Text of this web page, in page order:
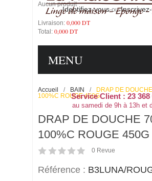
Identifiez-vous-ou-
Aucun produit
Livraison: 0,000 DT
Total: 0,000 DT
Service Client : 23 368
au samedi de 9h à 13h et
MENU
Accueil / BAIN /
DRAP DE
100%C ROUGE 450G
DRAP DE DOUCHE
100%C ROUGE 450G
0 Revue
Référence : B3LUNA/